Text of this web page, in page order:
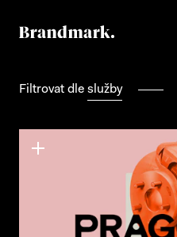
Filtrovat dle služby